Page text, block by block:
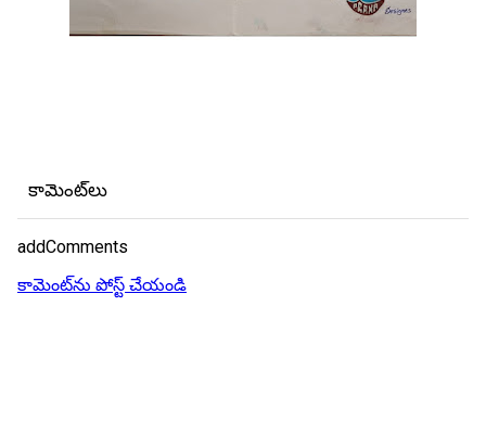
కామెంట్‌లు
addComments
కామెంట్‌ను పోస్ట్ చేయండి